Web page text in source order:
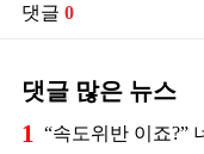
댓글 0
댓글 많은 뉴스
1